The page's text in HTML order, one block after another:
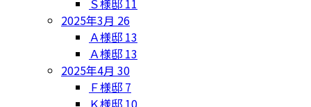
2025年3月 26
Ａ様邸 13
Ａ様邸 13
2025年4月 30
Ｆ様邸 7
Ｋ様邸 10